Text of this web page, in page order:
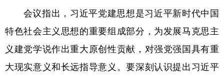
四川 贵州 云南 西藏
陕西 甘肃 青海 宁夏
新疆 内蒙古 黑龙江
会议指出，习近平党建思想是习近平新时代中国
特色社会主义思想的重要组成部分，为发展马克思主
义建党学说作出重大原创性贡献，对强党强国具有重
大现实意义和长远指导意义。要深刻认识提出习近平